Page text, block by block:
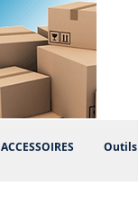
ACCESSOIRES Outils